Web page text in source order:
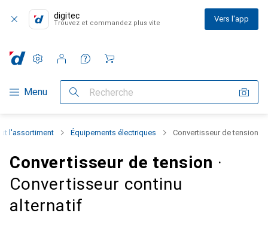
digitec
Trouvez et commandez plus vite Vers l'app
Navigation par catégorie
Menu Recherche
Paramètres
Compte client
Listes de comparaison
Listes d'envies
Panier
l'assortiment Équipements électriques Convertisseur de tension
Convertisseur de tension ·
Convertisseur continu
alternatif